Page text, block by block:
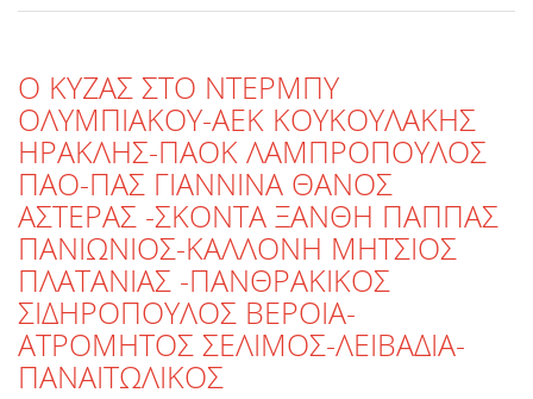
Ο ΚΥΖΑΣ ΣΤΟ ΝΤΕΡΜΠΥ
ΟΛΥΜΠΙΑΚΟΥ-ΑΕΚ ΚΟΥΚΟΥΛΑΚΗΣ
ΗΡΑΚΛΗΣ-ΠΑΟΚ ΛΑΜΠΡΟΠΟΥΛΟΣ
ΠΑΟ-ΠΑΣ ΓΙΑΝΝΙΝΑ ΘΑΝΟΣ
ΑΣΤΕΡΑΣ -ΣΚΟΝΤΑ ΞΑΝΘΗ ΠΑΠΠΑΣ
ΠΑΝΙΩΝΙΟΣ-ΚΑΛΛΟΝΗ ΜΗΤΣΙΟΣ
ΠΛΑΤΑΝΙΑΣ -ΠΑΝΘΡΑΚΙΚΟΣ
ΣΙΔΗΡΟΠΟΥΛΟΣ ΒΕΡΟΙΑ-
ΑΤΡΟΜΗΤΟΣ ΣΕΛΙΜΟΣ-ΛΕΙΒΑΔΙΑ-
ΠΑΝΑΙΤΩΛΙΚΟΣ